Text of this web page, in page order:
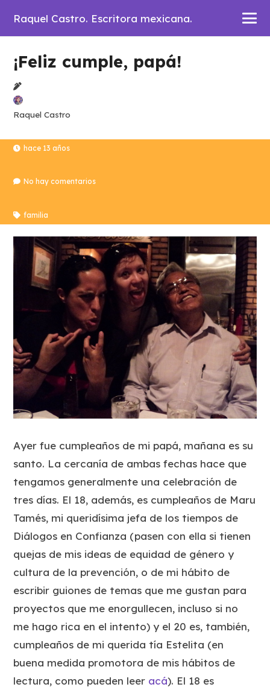
Raquel Castro. Escritora mexicana.
¡Feliz cumple, papá!
Raquel Castro
hace 13 años
No hay comentarios
familia
Ayer fue cumpleaños de mi papá, mañana es su
santo. La cercanía de ambas fechas hace que
tengamos generalmente una celebración de
tres días. El 18, además, es cumpleaños de Maru
Tamés, mi queridísima jefa de los tiempos de
Diálogos en Confianza (pasen con ella si tienen
quejas de mis ideas de equidad de género y
cultura de la prevención, o de mi hábito de
escribir guiones de temas que me gustan para
proyectos que me enorgullecen, incluso si no
me hago rica en el intento) y el 20 es, también,
cumpleaños de mi querida tía Estelita (en
buena medida promotora de mis hábitos de
lectura, como pueden leer acá). El 18 es